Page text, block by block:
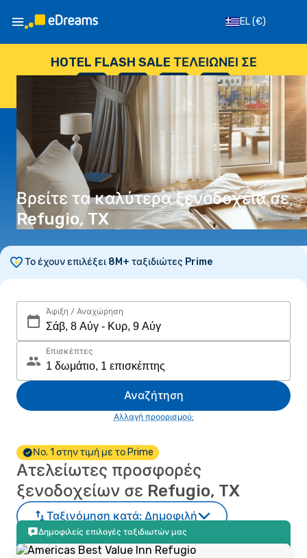
EL(€)
HOTEL FLASH SALE ΤΕΛΕΙΏΝΕΙ ΣΕ
--
ΗΜΈΡΕΣ
: --
ΏΡΕΣ
: --
ΔΕΥΤΕΡΌΛΕΠΤΑ
Βρείτε τα καλύτερα ξενοδοχεία σε
Refugio, TX
Το έχουν επιλέξει 8M+ ταξιδιώτες Prime
Άφιξη / Αναχώρηση
Επισκέπτες
Αναζήτηση
Αλλαγή προορισμού;
Νο. 1 στην τιμή με το Prime
Ατελείωτες προσφορές
ξενοδοχείων σε Refugio, TX
Ταξινόμηση κατά: Δημοφιλή
Δημοφιλείς επιλογές ταξιδιωτών μας